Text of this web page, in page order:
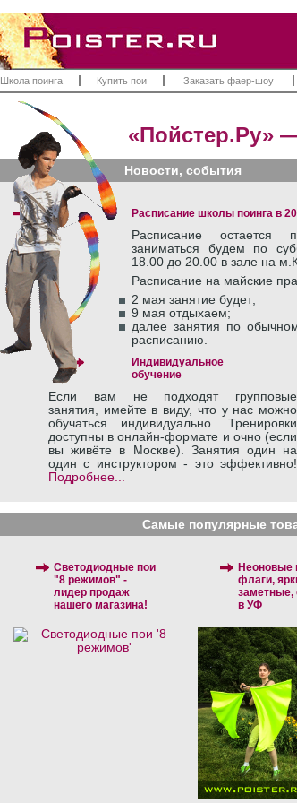
Школа поинга Купить пои Заказать фаер-шоу
«Пойстер.Ру»
Новости, события
Расписание школы поинга в
Расписание остается
заниматься будем по
18.00 до 20.00 в зале на
Расписание на майские
2 мая занятие будет;
9 мая отдыхаем;
далее занятия по
расписанию.
Индивидуальное
обучение
Если вам не подходят групповые
занятия, имейте в виду, что у нас можно
обучаться индивидуально. Тренировки
доступны в онлайн-формате и очно (если
вы живёте в Москве). Занятия один на
один с инструктором - это эффективно!
Подробнее...
Самые популярные
Светодиодные пои
"8 режимов" -
лидер продаж
нашего магазина!
Неоновые
флаги,
заметные,
в УФ